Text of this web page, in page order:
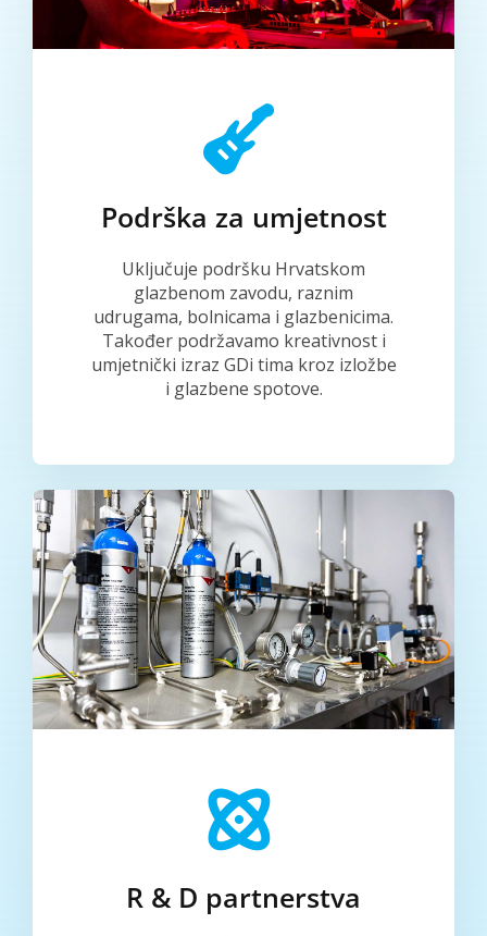
Podrška za umjetnost
Uključuje podršku Hrvatskom
glazbenom zavodu, raznim
udrugama, bolnicama i glazbenicima.
Također podržavamo kreativnost i
umjetnički izraz GDi tima kroz izložbe
i glazbene spotove.
R & D partnerstva